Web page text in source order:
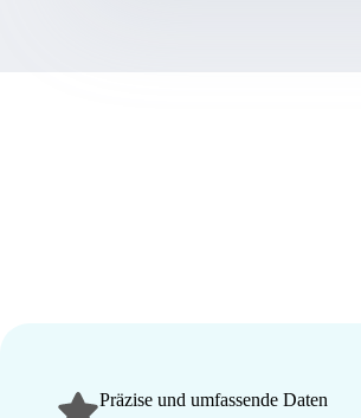
Präzise und umfassende Daten